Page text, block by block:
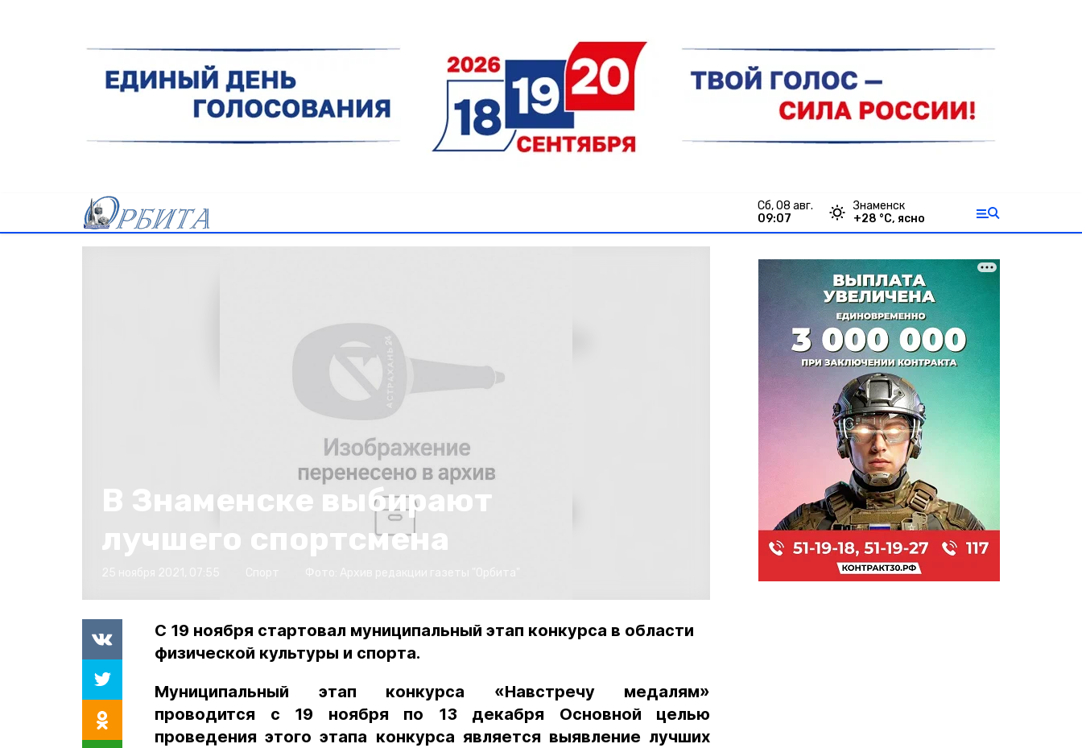
сб, 08 авг.
09:07
Знаменск
+28 °С, ясно
В Знаменске выбирают
лучшего спортсмена
С 19 ноября стартовал муниципальный этап конкурса в области
физической культуры и спорта.
Муниципальный этап конкурса «Навстречу медалям»
проводится с 19 ноября по 13 декабря Основной целью
проведения этого этапа конкурса является выявление лучших